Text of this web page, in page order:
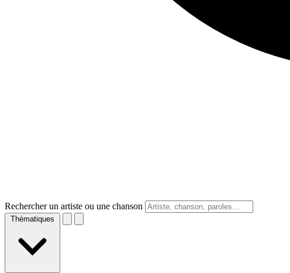
Rechercher un artiste ou une chanson
Thématiques